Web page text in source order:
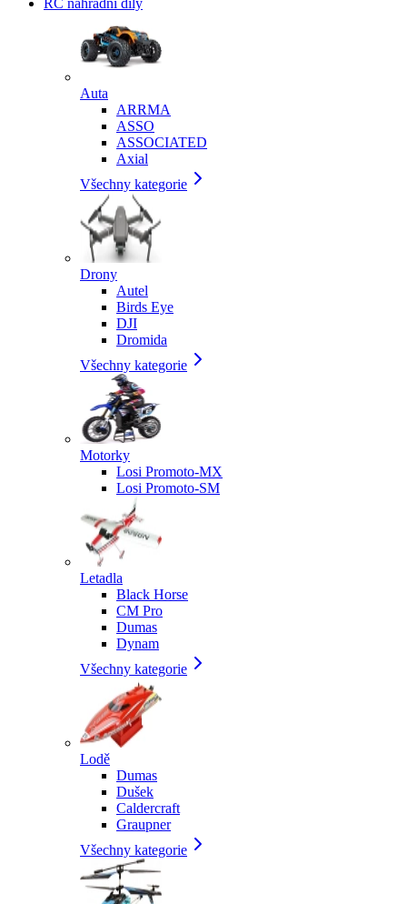
RC náhradní díly
Auta
ARRMA
ASSO
ASSOCIATED
Axial
Všechny kategorie
Drony
Autel
Birds Eye
DJI
Dromida
Všechny kategorie
Motorky
Losi Promoto-MX
Losi Promoto-SM
Letadla
Black Horse
CM Pro
Dumas
Dynam
Všechny kategorie
Lodě
Dumas
Dušek
Caldercraft
Graupner
Všechny kategorie